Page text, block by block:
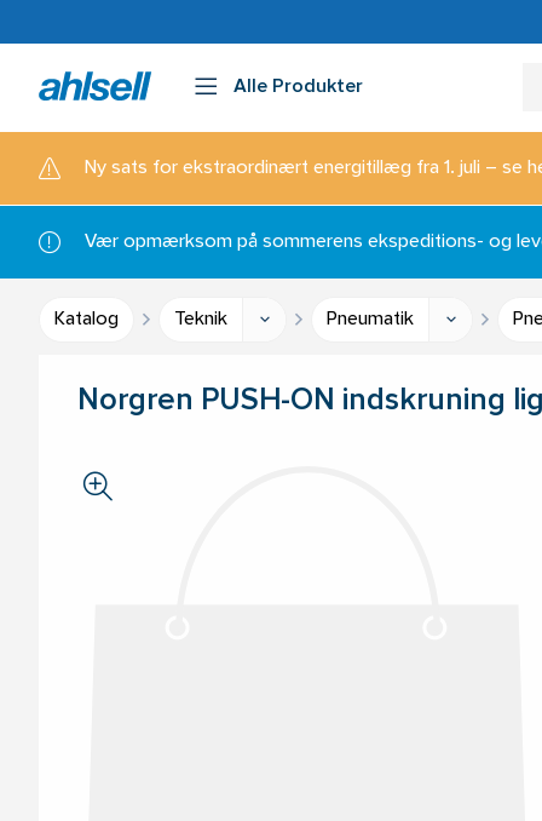
Alle Produkter
Ny sats for ekstraordinært energitillæg fra 1. juli – se
Vær opmærksom på sommerens ekspeditions- og
Katalog Teknik Pneumatik
Norgren PUSH-ON indskruning